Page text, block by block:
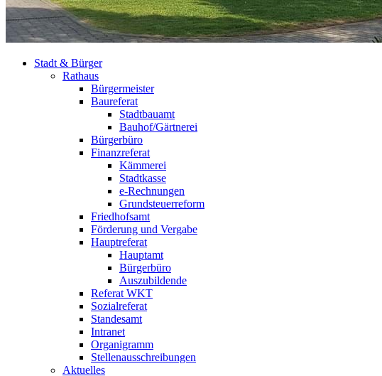
Stadt & Bürger
Rathaus
Bürgermeister
Baureferat
Stadtbauamt
Bauhof/Gärtnerei
Bürgerbüro
Finanzreferat
Kämmerei
Stadtkasse
e-Rechnungen
Grundsteuerreform
Friedhofsamt
Förderung und Vergabe
Hauptreferat
Hauptamt
Bürgerbüro
Auszubildende
Referat WKT
Sozialreferat
Standesamt
Intranet
Organigramm
Stellenausschreibungen
Aktuelles